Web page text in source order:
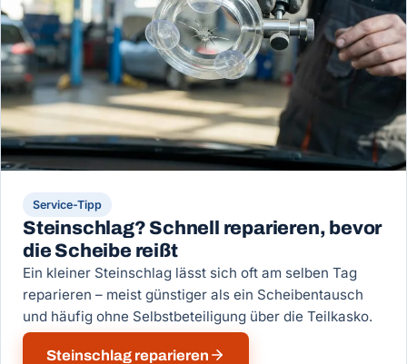
Service-Tipp
Steinschlag? Schnell reparieren, bevor
die Scheibe reißt
Ein kleiner Steinschlag lässt sich oft am selben Tag
reparieren – meist günstiger als ein Scheibentausch
und häufig ohne Selbstbeteiligung über die Teilkasko.
Steinschlag reparieren